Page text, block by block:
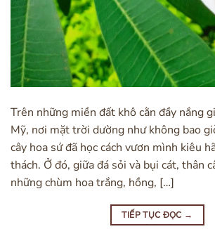
Trên những miền đất khô cằn đầy nắng
Mỹ, nơi mặt trời dường như không bao
cây hoa sứ đã học cách vươn mình kiêu
thách. Ở đó, giữa đá sỏi và bụi cát, thân
những chùm hoa trắng, hồng, […]
TIẾP TỤC ĐỌC →